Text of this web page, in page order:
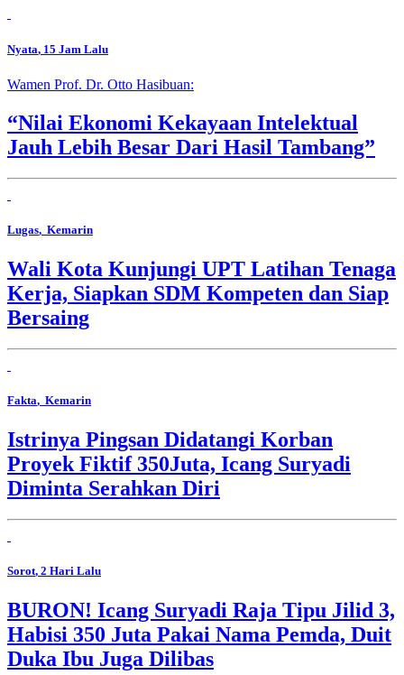
Nyata, 15 Jam Lalu
Wamen Prof. Dr. Otto Hasibuan:
“Nilai Ekonomi Kekayaan Intelektual
Jauh Lebih Besar Dari Hasil Tambang”
Lugas, Kemarin
Wali Kota Kunjungi UPT Latihan Tenaga
Kerja, Siapkan SDM Kompeten dan Siap
Bersaing
Fakta, Kemarin
Istrinya Pingsan Didatangi Korban
Proyek Fiktif 350Juta, Icang Suryadi
Diminta Serahkan Diri
Sorot, 2 Hari Lalu
BURON! Icang Suryadi Raja Tipu Jilid 3,
Habisi 350 Juta Pakai Nama Pemda, Duit
Duka Ibu Juga Dilibas